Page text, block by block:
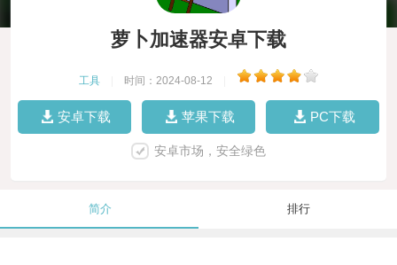
萝卜加速器安卓下载
工具 时间：2024-08-12
安卓下载 苹果下载 PC下载
安卓市场，安全绿色
简介 排行